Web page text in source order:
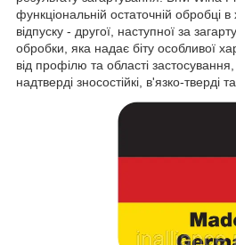
функціональній остаточній обробці
відпуску - другої, наступної за
обробки, яка надає біту особливої
від профілю та області
надтверді зносостійкі, в'язко-тверді